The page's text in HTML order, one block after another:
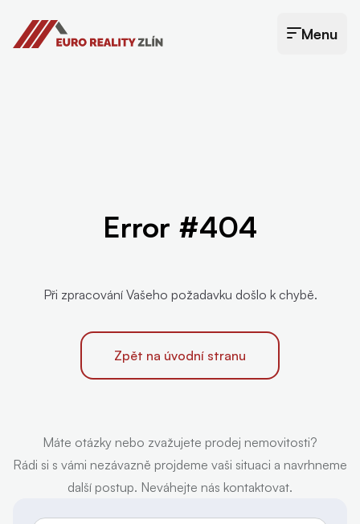
Euro Reality Zlín
Otevřít menu
Menu
Error #404
Při zpracování Vašeho požadavku došlo k chybě.
Zpět na úvodní stranu
Máte otázky nebo zvažujete prodej nemovitosti?
Rádi si s vámi nezávazně projdeme vaši situaci a navrhneme
další postup. Neváhejte nás kontaktovat.